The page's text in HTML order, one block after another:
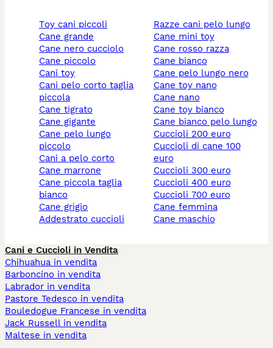
toy cani piccoli
cane grande
cane nero cucciolo
cane piccolo
cani toy
cani pelo corto taglia
piccola
cane tigrato
cane gigante
cane pelo lungo
piccolo
cani a pelo corto
cane marrone
cane piccola taglia
bianco
cane grigio
addestrato cuccioli
razze cani pelo lungo
cane mini toy
cane rosso razza
cane bianco
cane pelo lungo nero
cane toy nano
cane nano
cane toy bianco
cane bianco pelo lungo
cuccioli 200 euro
cuccioli di cane 100
euro
cuccioli 300 euro
cuccioli 400 euro
cuccioli 700 euro
cane femmina
cane maschio
Cani e Cuccioli in Vendita
Chihuahua in vendita
Barboncino in vendita
Labrador in vendita
Pastore Tedesco in vendita
Bouledogue Francese in vendita
Jack Russell in vendita
Maltese in vendita